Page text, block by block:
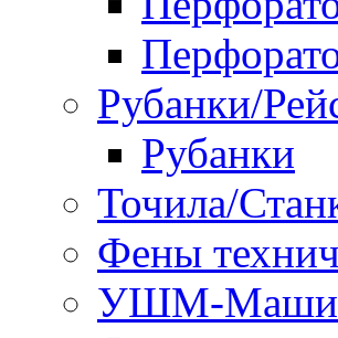
Рубанки/
Рубанки
Точила/
Фены
УШМ-